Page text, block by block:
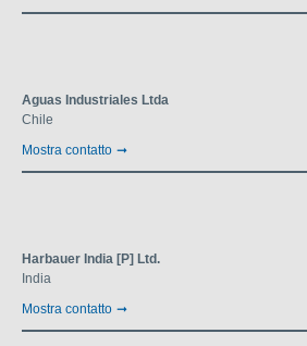
Aguas Industriales Ltda
Chile
Mostra contatto
Harbauer India [P] Ltd.
India
Mostra contatto